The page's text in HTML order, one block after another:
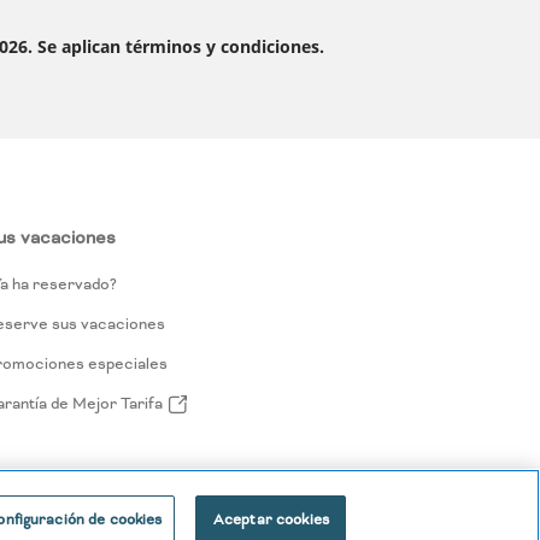
Se aplican términos y condiciones.
vacaciones
ha reservado?
sus vacaciones
especiales
de Mejor Tarifa
de cookies Aceptar cookies